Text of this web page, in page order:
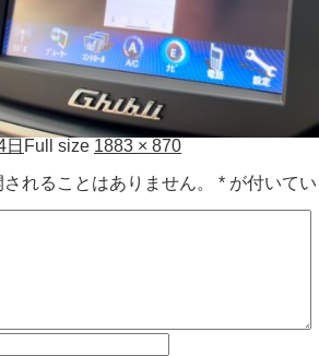
Full size 1883 × 870
れることはありません。 * が付いてい